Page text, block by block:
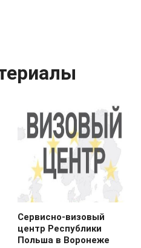
Сервисно-визовый
центр Республики
Польша в Воронеже